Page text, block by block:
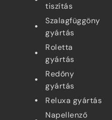
tiszítás
Szalagfüggöny
gyártás
Roletta
gyártás
Redőny
gyártás
Reluxa gyártás
Napellenző